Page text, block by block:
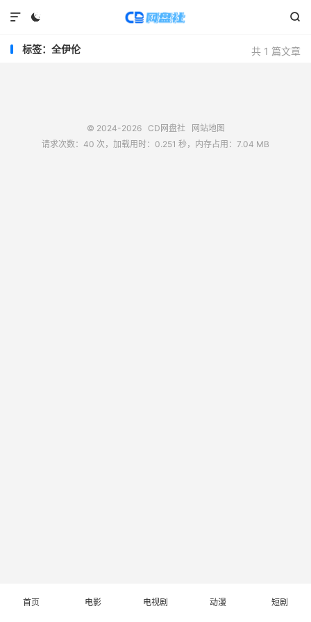
 

共 1 篇文章
标签：全伊伦
© 2024-2026 CD网盘社
网站地图
请求次数：40 次，加载用时：0.251 秒，内存占用：7.04 MB
首页 电影 电视剧 动漫 短剧